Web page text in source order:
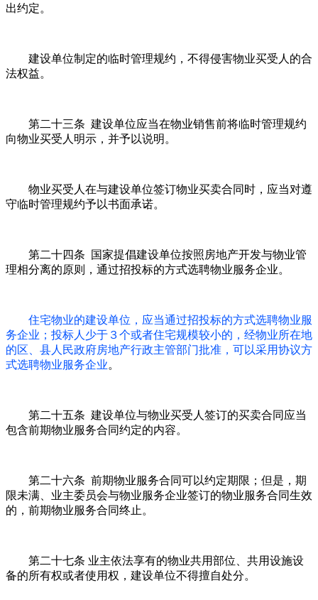
出约定。
建设单位制定的临时管理规约，不得侵害物业买受人的合
法权益。
第二十三条 建设单位应当在物业销售前将临时管理规约
向物业买受人明示，并予以说明。
物业买受人在与建设单位签订物业买卖合同时，应当对遵
守临时管理规约予以书面承诺。
第二十四条 国家提倡建设单位按照房地产开发与物业管
理相分离的原则，通过招投标的方式选聘物业服务企业。
住宅物业的建设单位，应当通过招投标的方式选聘物业服
务企业；投标人少于３个或者住宅规模较小的，经物业所在地
的区、县人民政府房地产行政主管部门批准，可以采用协议方
式选聘物业服务企业。
第二十五条 建设单位与物业买受人签订的买卖合同应当
包含前期物业服务合同约定的内容。
第二十六条 前期物业服务合同可以约定期限；但是，期
限未满、业主委员会与物业服务企业签订的物业服务合同生效
的，前期物业服务合同终止。
第二十七条 业主依法享有的物业共用部位、共用设施设
备的所有权或者使用权，建设单位不得擅自处分。